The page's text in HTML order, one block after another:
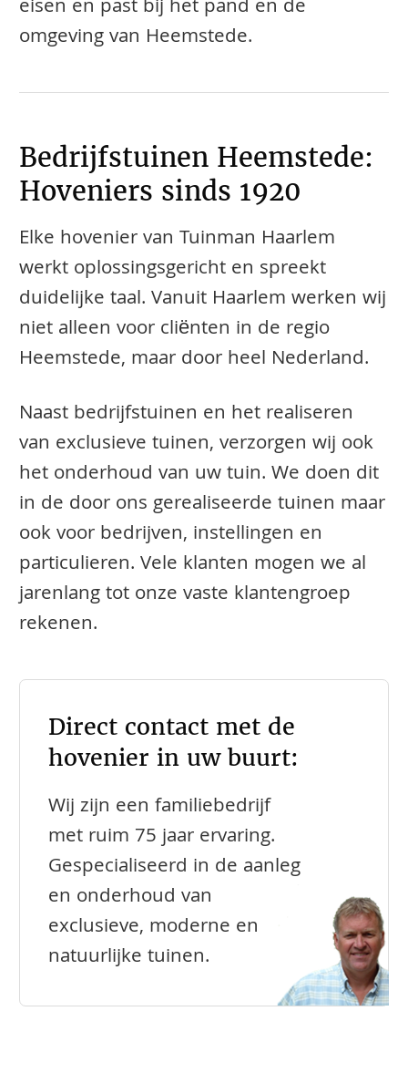
eisen en past bij het pand en de
omgeving van Heemstede.
Bedrijfstuinen Heemstede:
Hoveniers sinds 1920
Elke hovenier van Tuinman Haarlem
werkt oplossingsgericht en spreekt
duidelijke taal. Vanuit Haarlem werken wij
niet alleen voor cliënten in de regio
Heemstede, maar door heel Nederland.
Naast bedrijfstuinen en het realiseren
van exclusieve tuinen, verzorgen wij ook
het onderhoud van uw tuin. We doen dit
in de door ons gerealiseerde tuinen maar
ook voor bedrijven, instellingen en
particulieren. Vele klanten mogen we al
jarenlang tot onze vaste klantengroep
rekenen.
Direct contact met de
hovenier in uw buurt:
Wij zijn een familiebedrijf
met ruim 75 jaar ervaring.
Gespecialiseerd in de aanleg
en onderhoud van
exclusieve, moderne en
natuurlijke tuinen.